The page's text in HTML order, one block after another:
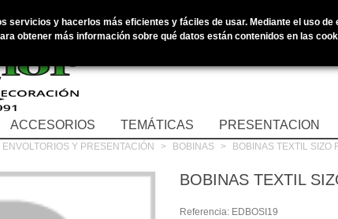
ACCESORIOS TEMÁTICAS PRESENTACION
ENVOLTORIOS Y PRESENTACIÓN > BOBINAS > BOBINAS TEXTIL SIZO
BOBINAS TEXTIL
Referencia: EDBOSI19
servicios y hacerlos más eficientes y fáciles de usar. Mediante el uso
obtener más información sobre qué datos están contenidos en las